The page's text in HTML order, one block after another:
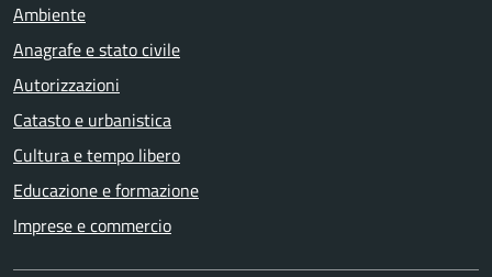
Ambiente
Anagrafe e stato civile
Autorizzazioni
Catasto e urbanistica
Cultura e tempo libero
Educazione e formazione
Imprese e commercio